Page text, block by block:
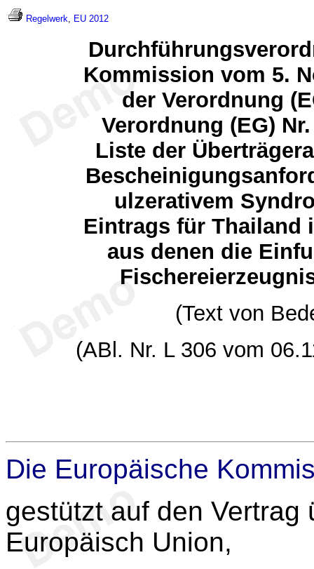
Regelwerk, EU 2012
Kommission vom 5.
der Verordnung
Verordnung (EG)
Liste der
ulzerativem
Eintrags für Thailand
aus denen die
(Text von
(ABl. Nr. L 306 vom
Die Europäische
gestützt auf den Vertrag
Europäisch Union,